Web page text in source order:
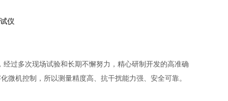
仪
过多次现场试验和长期不懈努力，精心研制开发的高准确
微机控制，所以测量精度高、抗干扰能力强、安全可靠。